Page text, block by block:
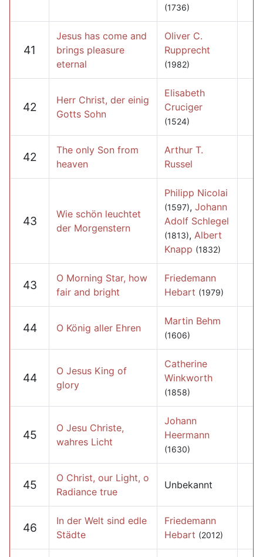
(1736)
41
Jesus has come and
brings pleasure
eternal
Oliver C.
Rupprecht
(1982)
42
Herr Christ, der einig
Gotts Sohn
Elisabeth
Cruciger
(1524)
42
The only Son from
heaven
Arthur T.
Russel
43
Wie schön leuchtet
der Morgenstern
Philipp Nicolai
(1597), Johann
Adolf Schlegel
(1813), Albert
Knapp (1832)
43
O Morning Star, how
fair and bright
Friedemann
Hebart (1979)
44 O König aller Ehren
Martin Behm
(1606)
44
O Jesus King of
glory
Catherine
Winkworth
(1858)
45
O Jesu Christe,
wahres Licht
Johann
Heermann
(1630)
45
O Christ, our Light, o
Radiance true
Unbekannt
46
In der Welt sind edle
Städte
Friedemann
Hebart (2012)